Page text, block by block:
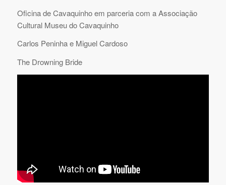
Oficina de Cavaquinho em parceria com a Associação
Cultural Museu do Cavaquinho
Carlos Peninha e Miguel Cardoso
The Drowning Bride